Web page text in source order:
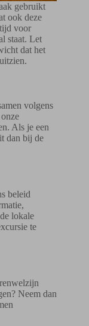
gebruikt
ook deze
voor
staat. Let
dat het
volgens
Als je een
dan bij de
beleid
lokale
te
Neem dan